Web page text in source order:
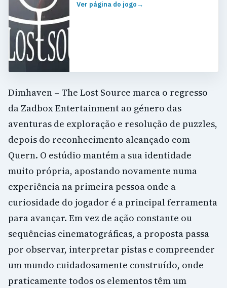
Ver página do jogo→
Dimhaven – The Lost Source marca o regresso
da Zadbox Entertainment ao género das
aventuras de exploração e resolução de puzzles,
depois do reconhecimento alcançado com
Quern. O estúdio mantém a sua identidade
muito própria, apostando novamente numa
experiência na primeira pessoa onde a
curiosidade do jogador é a principal ferramenta
para avançar. Em vez de ação constante ou
sequências cinematográficas, a proposta passa
por observar, interpretar pistas e compreender
um mundo cuidadosamente construído, onde
praticamente todos os elementos têm um